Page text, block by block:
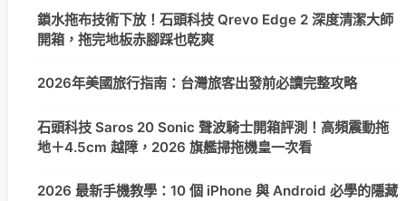
鎖水拖布技術下放！石頭科技 Qrevo Edge 2 深度清潔大師
開箱，拖完地板赤腳踩也乾爽
2026年美國旅行指南：台灣旅客出發前必讀完整攻略
石頭科技 Saros 20 Sonic 聲波騎士開箱評測！高頻震動拖
地＋4.5cm 越障，2026 旗艦掃拖機皇一次看
2026 最新手機教學：10 個 iPhone 與 Android 必學的隱藏